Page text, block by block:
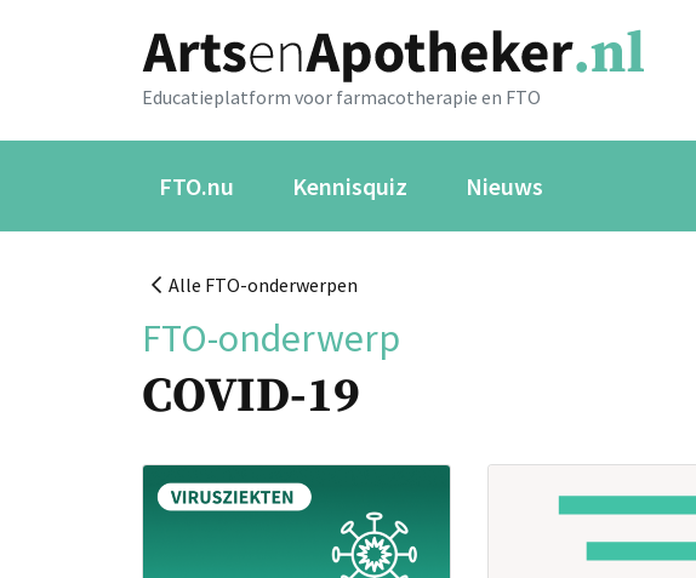
Educatieplatform voor farmacotherapie en FTO
FTO.nu Kennisquiz Nieuws
Alle FTO-onderwerpen
FTO-onderwerp
COVID-19